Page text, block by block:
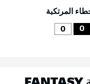
المرتكبة
0
0